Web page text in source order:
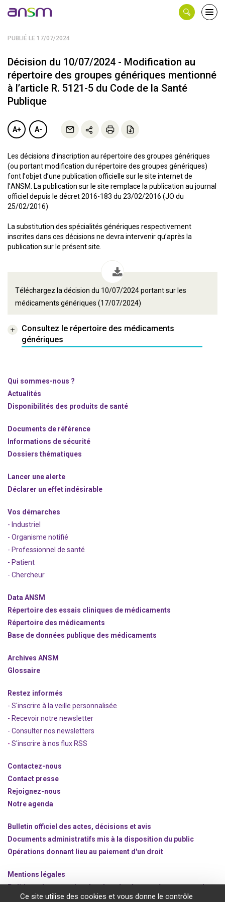
PUBLIÉ LE 17/07/2024
Décision du 10/07/2024 - Modification au
répertoire des groupes génériques mentionné
à l’article R. 5121-5 du Code de la Santé
Publique
A+ A-
Les décisions d’inscription au répertoire des groupes génériques
(ou portant modification du répertoire des groupes génériques)
font l’objet d’une publication officielle sur le site internet de
l'ANSM. La publication sur le site remplace la publication au journal
officiel depuis le décret 2016-183 du 23/02/2016 (JO du
25/02/2016)
La substitution des spécialités génériques respectivement
inscrites dans ces décisions ne devra intervenir qu’après la
publication sur le présent site.
Téléchargez la décision du 10/07/2024 portant sur les
médicaments génériques (17/07/2024)
Consultez le répertoire des médicaments
génériques
Qui sommes-nous ?
Actualités
Disponibilités des produits de santé
Documents de référence
Informations de sécurité
Dossiers thématiques
Lancer une alerte
Déclarer un effet indésirable
Vos démarches
- Industriel
- Organisme notifié
- Professionnel de santé
- Patient
- Chercheur
Data ANSM
Répertoire des essais cliniques de médicaments
Répertoire des médicaments
Base de données publique des médicaments
Archives ANSM
Glossaire
Restez informés
- S'inscrire à la veille personnalisée
- Recevoir notre newsletter
- Consulter nos newsletters
- S'inscrire à nos flux RSS
Contactez-nous
Contact presse
Rejoignez-nous
Notre agenda
Bulletin officiel des actes, décisions et avis
Documents administratifs mis à la disposition du public
Opérations donnant lieu au paiement d'un droit
Mentions légales
Politique de protection des données à caractère personnel
Gestion des cookies
Ce site utilise des cookies et vous donne le contrôle